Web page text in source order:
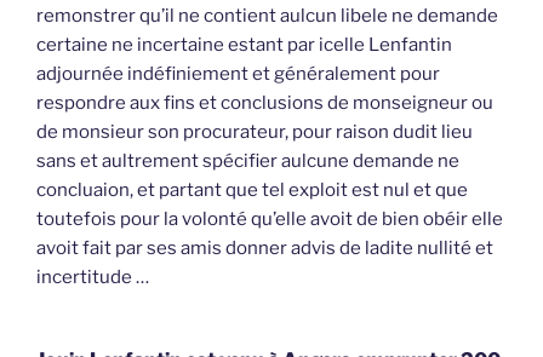
remonstrer qu’il ne contient aulcun libele ne demande
certaine ne incertaine estant par icelle Lenfantin
adjournée indéfiniement et généralement pour
respondre aux fins et conclusions de monseigneur ou
de monsieur son procurateur, pour raison dudit lieu
sans et aultrement spécifier aulcune demande ne
concluaion, et partant que tel exploit est nul et que
toutefois pour la volonté qu’elle avoit de bien obéir elle
avoit fait par ses amis donner advis de ladite nullité et
incertitude …